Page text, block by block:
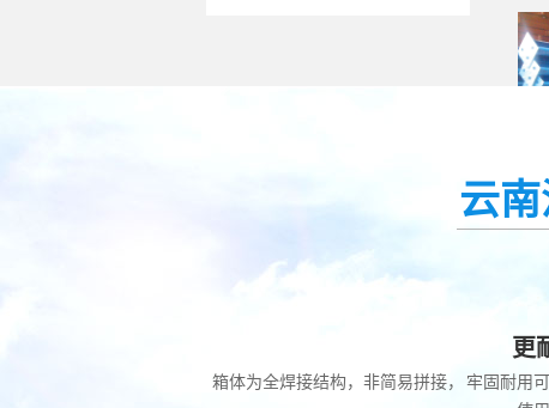
云南
更
箱体为全焊接结构，非简易拼接， 牢固耐用